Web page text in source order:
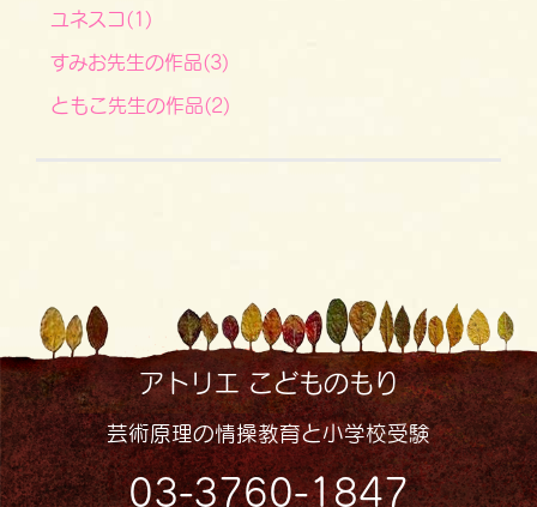
ユネスコ(1)
すみお先生の作品(3)
ともこ先生の作品(2)
アトリエ こどものもり
芸術原理の情操教育と小学校受験
03-3760-1847